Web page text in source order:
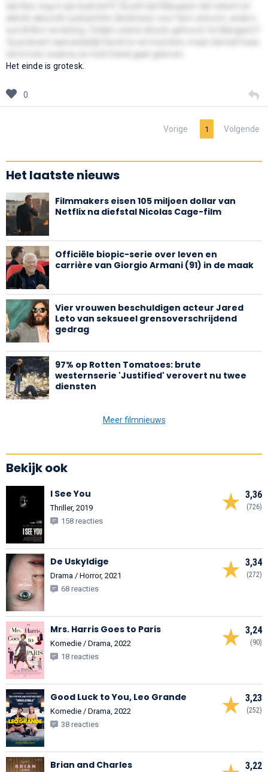
Het einde is grotesk.
0
Vorige 1 Volgende
Het laatste nieuws
Filmmakers eisen 105 miljoen dollar van
Netflix na diefstal Nicolas Cage-film
Officiële biopic-serie over leven en
carrière van Giorgio Armani (91) in de maak
Vier vrouwen beschuldigen acteur Jared
Leto van seksueel grensoverschrijdend
gedrag
97% op Rotten Tomatoes: brute
westernserie 'Justified' verovert nu twee
diensten
Meer filmnieuws
Bekijk ook
3,36
(726)
I See You
Thriller, 2019
158 reacties
3,34
(272)
De Uskyldige
Drama / Horror, 2021
68 reacties
3,24
(90)
Mrs. Harris Goes to Paris
Komedie / Drama, 2022
18 reacties
3,23
(252)
Good Luck to You, Leo Grande
Komedie / Drama, 2022
38 reacties
3,22
Brian and Charles